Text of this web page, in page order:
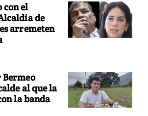
con el
de
arremeten
Bermeo
al que la
la banda